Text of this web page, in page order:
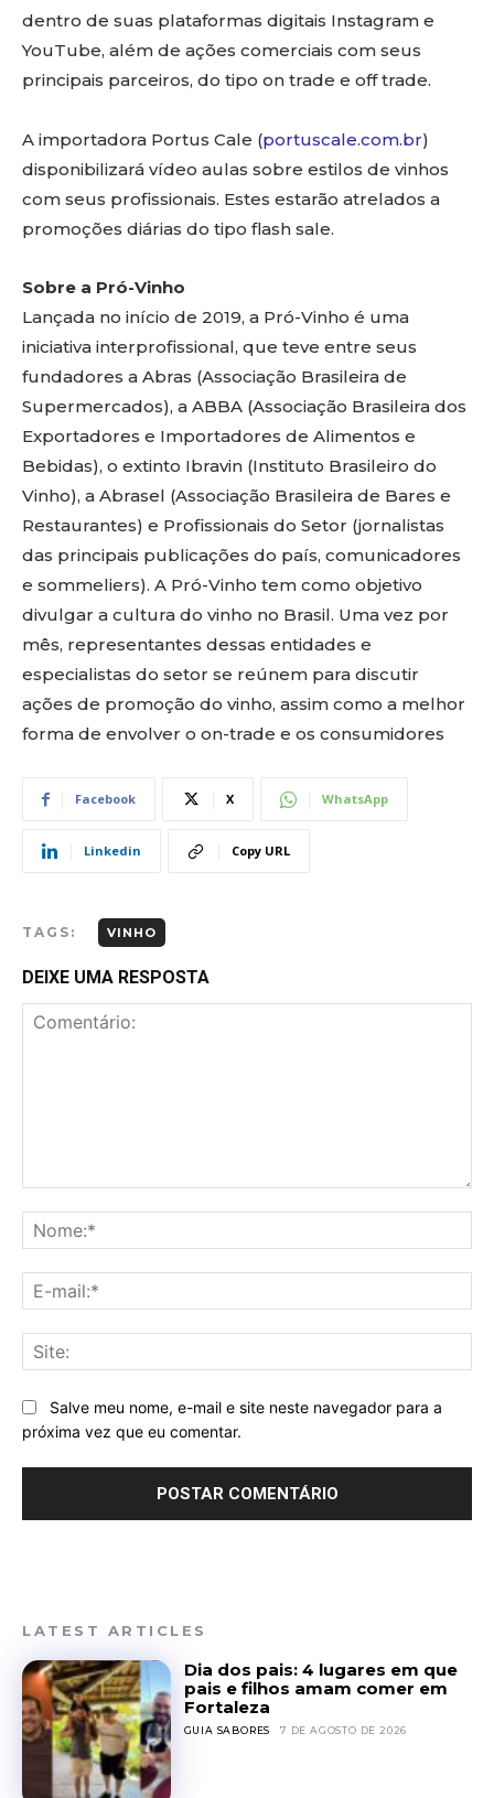
dentro de suas plataformas digitais Instagram e
YouTube, além de ações comerciais com seus
principais parceiros, do tipo on trade e off trade.
A importadora Portus Cale (portuscale.com.br)
disponibilizará vídeo aulas sobre estilos de vinhos
com seus profissionais. Estes estarão atrelados a
promoções diárias do tipo flash sale.
Sobre a Pró-Vinho
Lançada no início de 2019, a Pró-Vinho é uma
iniciativa interprofissional, que teve entre seus
fundadores a Abras (Associação Brasileira de
Supermercados), a ABBA (Associação Brasileira dos
Exportadores e Importadores de Alimentos e
Bebidas), o extinto Ibravin (Instituto Brasileiro do
Vinho), a Abrasel (Associação Brasileira de Bares e
Restaurantes) e Profissionais do Setor (jornalistas
das principais publicações do país, comunicadores
e sommeliers). A Pró-Vinho tem como objetivo
divulgar a cultura do vinho no Brasil. Uma vez por
mês, representantes dessas entidades e
especialistas do setor se reúnem para discutir
ações de promoção do vinho, assim como a melhor
forma de envolver o on-trade e os consumidores
Facebook X WhatsApp
Linkedin Copy URL
TAGS: VINHO
DEIXE UMA RESPOSTA
Salve meu nome, e-mail e site neste navegador para a
próxima vez que eu comentar.
LATEST ARTICLES
Dia dos pais: 4 lugares em que
pais e filhos amam comer em
Fortaleza
GUIA SABORES 7 DE AGOSTO DE 2026